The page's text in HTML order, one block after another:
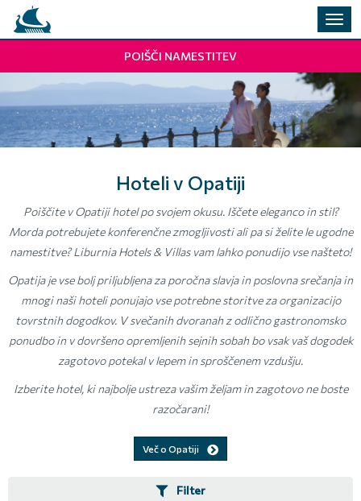
POIŠČI NAMESTITEV
Hoteli v Opatiji
Poiščite v Opatiji hotel po svojem okusu. Iščete eleganco in stil?
Morda potrebujete konferenčne zmogljivosti ali pa si želite le ugodne
namestitve? Liburnia Hotels & Villas vam lahko ponudijo vse našteto!
Opatija je vse bolj priljubljena za poročna slavja in poslovna srečanja in
mnogi naši hoteli ponujajo vse potrebne storitve za organizacijo
tovrstnih dogodkov. V svečanih dvoranah z odlično gastronomsko
ponudbo in v dovršeno opremljenih sejnih sobah bo vsak vaš dogodek
zagotovo potekal v lepem in sproščenem vzdušju.
Izberite hotel, ki najbolje ustreza vašim željam in zagotovo ne boste
razočarani!
Več o Opatiji
Filter